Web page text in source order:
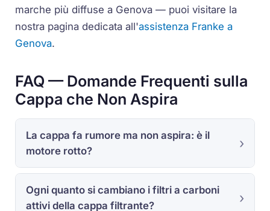
marche più diffuse a Genova — puoi visitare la
nostra pagina dedicata all'assistenza Franke a
Genova.
FAQ — Domande Frequenti sulla
Cappa che Non Aspira
La cappa fa rumore ma non aspira: è il
motore rotto?
Ogni quanto si cambiano i filtri a carboni
attivi della cappa filtrante?